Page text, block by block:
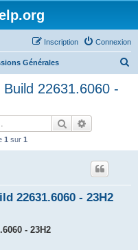
Connexion
Inscription
Générales
22631.6060 -
Rechercher
1 sur 1
22631.6060 - 23H2
- 23H2